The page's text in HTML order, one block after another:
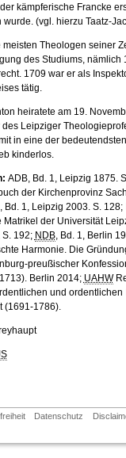
kämpferische Francke
wurde. (vgl. hierzu Taatz-
meisten Theologen seiner
des Studiums,
1709 war er als
tätig.
heiratete am 19.
des Leipziger
in eine der
kinderlos.
ADB, Bd. 1, Leipzig 1875.
der Kirchenprovinz
Bd. 1, Leipzig 2003. S.
Matrikel der Universität
S. 192; NDB, Bd. 1, Berlin
Harmonie. Die
preußischer
Berlin 2014; UAHW
und
(1691-1786).
Datenschutz